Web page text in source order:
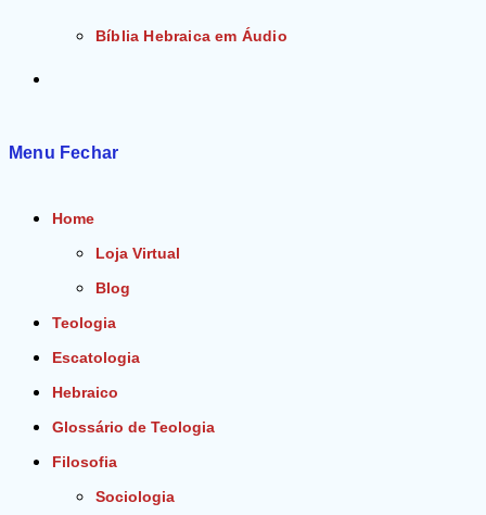
Bíblia Hebraica em Áudio
Menu Fechar
Home
Loja Virtual
Blog
Teologia
Escatologia
Hebraico
Glossário de Teologia
Filosofia
Sociologia